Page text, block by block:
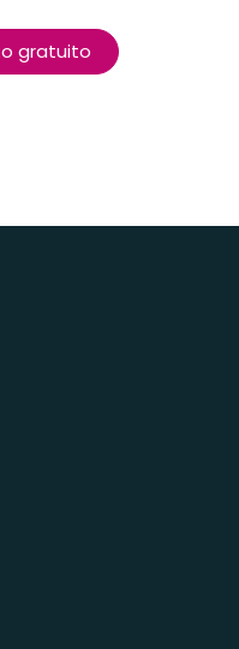
gratuito